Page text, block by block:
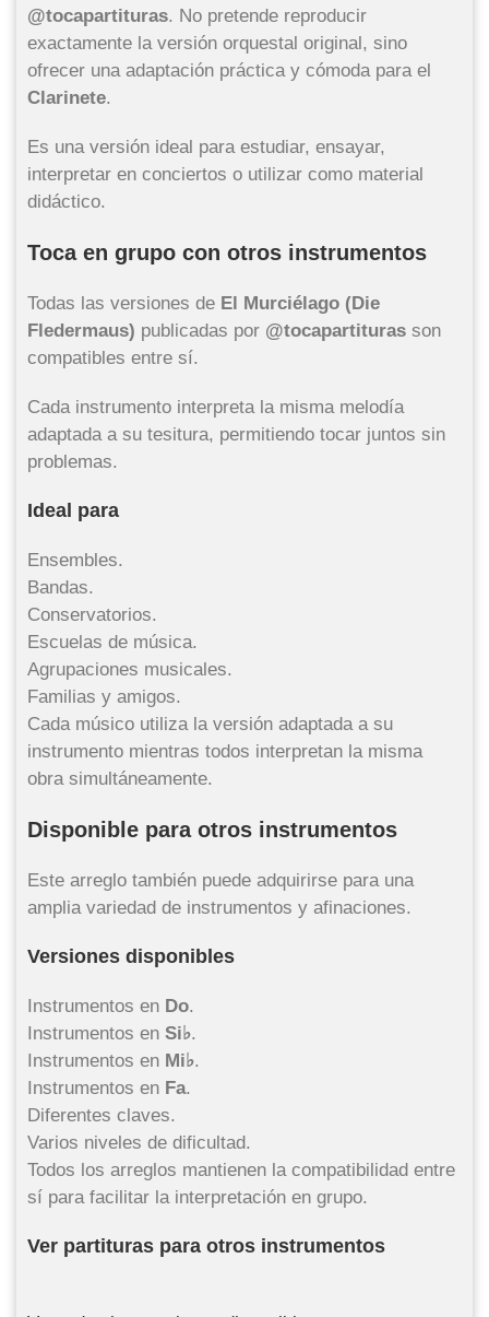
@tocapartituras. No pretende reproducir
exactamente la versión orquestal original, sino
ofrecer una adaptación práctica y cómoda para el
Clarinete.
Es una versión ideal para estudiar, ensayar,
interpretar en conciertos o utilizar como material
didáctico.
Toca en grupo con otros instrumentos
Todas las versiones de El Murciélago (Die
Fledermaus) publicadas por @tocapartituras son
compatibles entre sí.
Cada instrumento interpreta la misma melodía
adaptada a su tesitura, permitiendo tocar juntos sin
problemas.
Ideal para
Ensembles.
Bandas.
Conservatorios.
Escuelas de música.
Agrupaciones musicales.
Familias y amigos.
Cada músico utiliza la versión adaptada a su
instrumento mientras todos interpretan la misma
obra simultáneamente.
Disponible para otros instrumentos
Este arreglo también puede adquirirse para una
amplia variedad de instrumentos y afinaciones.
Versiones disponibles
Instrumentos en Do.
Instrumentos en Si♭.
Instrumentos en Mi♭.
Instrumentos en Fa.
Diferentes claves.
Varios niveles de dificultad.
Todos los arreglos mantienen la compatibilidad entre
sí para facilitar la interpretación en grupo.
Ver partituras para otros instrumentos